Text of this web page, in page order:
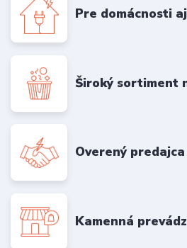
Pre domácnosti
Široký sortiment
Overený
Kamenná